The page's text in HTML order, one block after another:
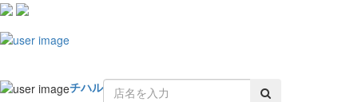
navigation
チハル